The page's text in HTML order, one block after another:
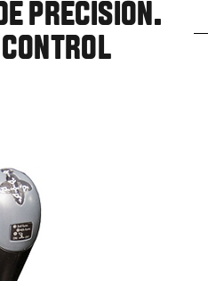
PRECISIÓN.